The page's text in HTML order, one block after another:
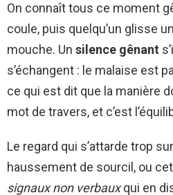
On connaît tous ce moment
coule, puis quelqu’un glisse
mouche. Un silence gênant
s’échangent : le malaise est
ce qui est dit que la manière
mot de travers, et c’est
Le regard qui s’attarde trop
haussement de sourcil, ou
signaux non verbauxqui en